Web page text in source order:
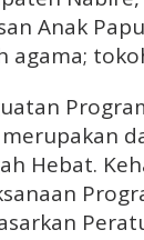
e
m
k
b
N
a
b
i
r
Anak
agama;
merupakan
Hebat.